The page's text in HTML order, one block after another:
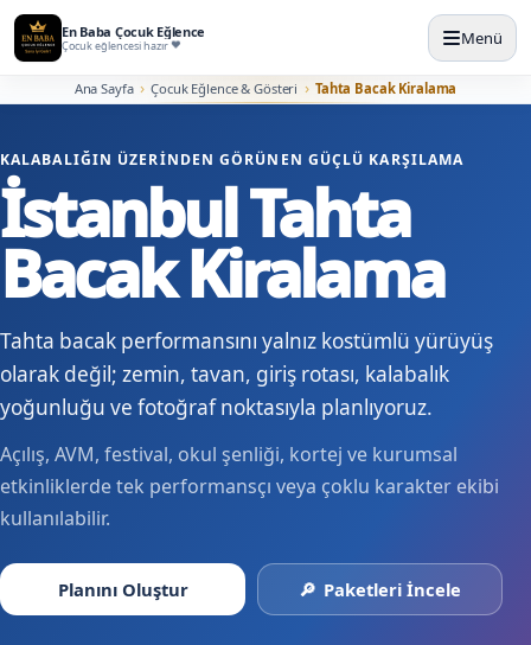
En Baba Çocuk Eğlence
Çocuk eğlencesi hazır Menü
Ana Sayfa Çocuk Eğlence & Gösteri Tahta Bacak Kiralama
KALABALIĞIN ÜZERINDEN GÖRÜNEN GÜÇLÜ KARŞILAMA
İstanbul Tahta
Bacak Kiralama
Tahta bacak performansını yalnız kostümlü yürüyüş
olarak değil; zemin, tavan, giriş rotası, kalabalık
yoğunluğu ve fotoğraf noktasıyla planlıyoruz.
Açılış, AVM, festival, okul şenliği, kortej ve kurumsal
etkinliklerde tek performansçı veya çoklu karakter ekibi
kullanılabilir.
Planını Oluştur Paketleri İncele